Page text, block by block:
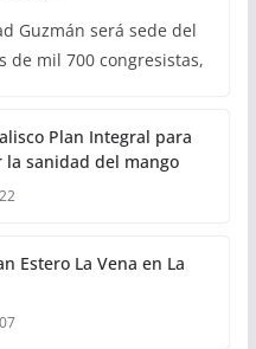
Guzmán será sede del
de mil 700 congresistas,
Plan Integral para
la sanidad del mango
Estero La Vena en La